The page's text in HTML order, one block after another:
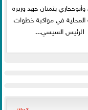
وأبوحجازي يثمنان جهد وزيرة
المحلية في مواكبة خطوات
الرئيس السيسي...